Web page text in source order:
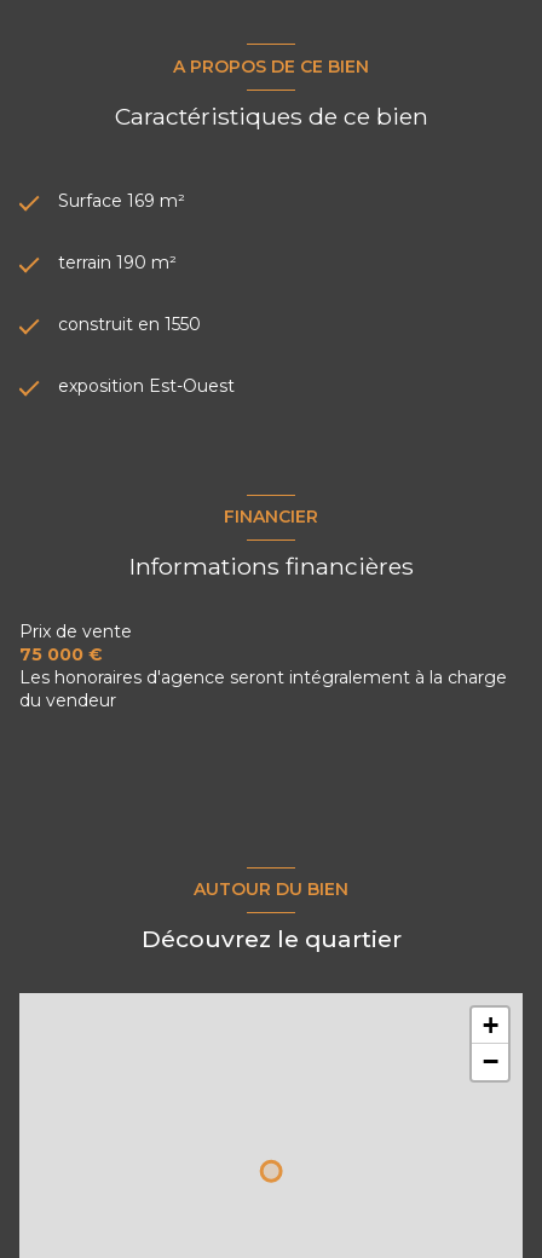
A PROPOS DE CE BIEN
Caractéristiques de ce bien
Surface 169 m²
terrain 190 m²
construit en 1550
exposition Est-Ouest
FINANCIER
Informations financières
Prix de vente
75 000 €
Les honoraires d'agence seront intégralement à la charge
du vendeur
AUTOUR DU BIEN
Découvrez le quartier
+
−